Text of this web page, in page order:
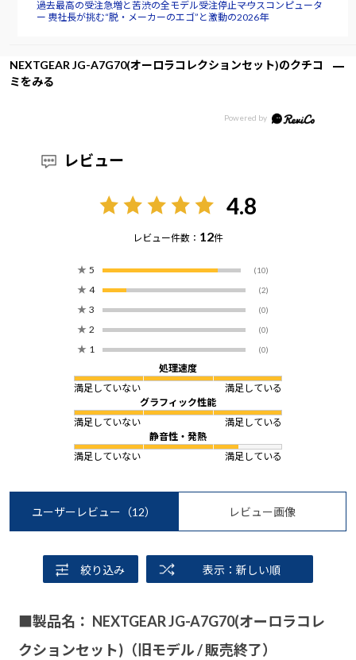
過去最高の受注急増と苦渋の全モデル受注停止――マウスコンピュータ
ー 軣社長が挑む“脱・メーカーのエゴ”と激動の2026年
NEXTGEAR JG-A7G70(オーロラコレクションセット)のクチコ
ミをみる
レビュー
4.8
レビュー件数： 12件
★ 5 (10)
★ 4 (2)
★ 3 (0)
★ 2 (0)
★ 1 (0)
処理速度
満足していない
満足している
グラフィック性能
満足していない
満足している
静音性・発熱
満足していない
満足している
ユーザーレビュー （12） レビュー画像
絞り込み 表示：新しい順
■製品名： NEXTGEAR JG-A7G70(オーロラコレ
クションセット)（旧モデル / 販売終了）